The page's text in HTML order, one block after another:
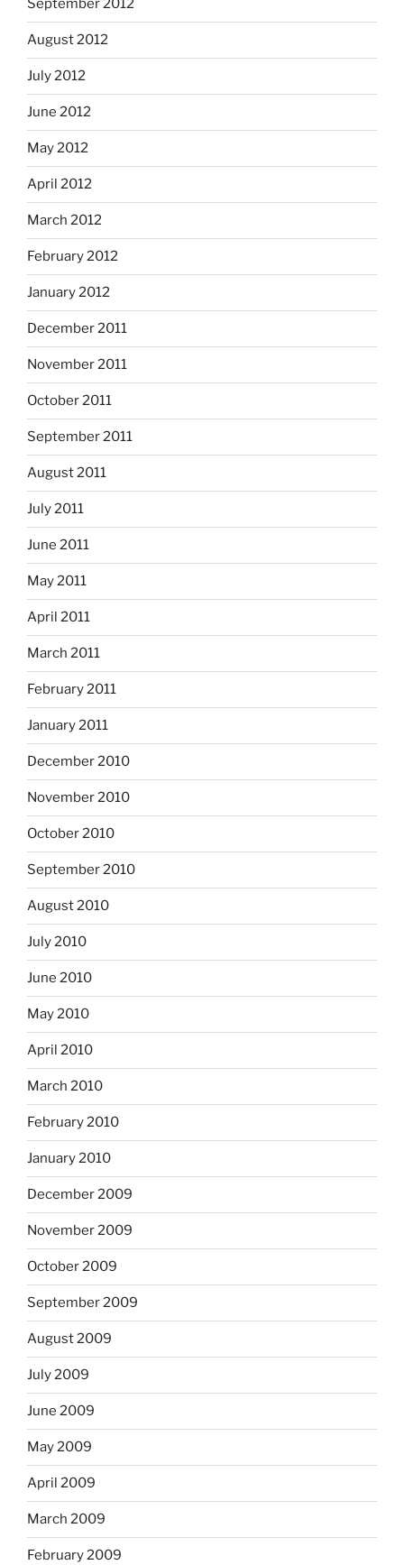
September 2012
August 2012
July 2012
June 2012
May 2012
April 2012
March 2012
February 2012
January 2012
December 2011
November 2011
October 2011
September 2011
August 2011
July 2011
June 2011
May 2011
April 2011
March 2011
February 2011
January 2011
December 2010
November 2010
October 2010
September 2010
August 2010
July 2010
June 2010
May 2010
April 2010
March 2010
February 2010
January 2010
December 2009
November 2009
October 2009
September 2009
August 2009
July 2009
June 2009
May 2009
April 2009
March 2009
February 2009